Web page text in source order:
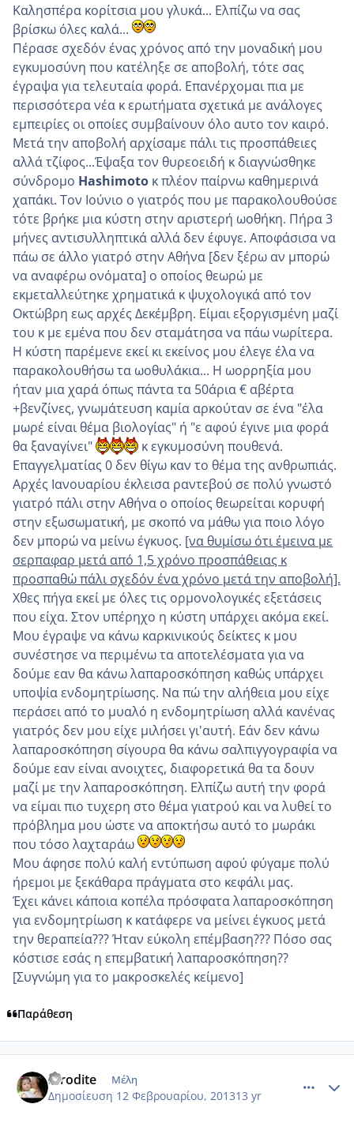
Καλησπέρα κορίτσια μου γλυκά... Ελπίζω να σας
βρίσκω όλες καλά...
Πέρασε σχεδόν ένας χρόνος από την μοναδική μου
εγκυμοσύνη που κατέληξε σε αποβολή, τότε σας
έγραψα για τελευταία φορά. Επανέρχομαι πια με
περισσότερα νέα κ ερωτήματα σχετικά με ανάλογες
εμπειρίες οι οποίες συμβαίνουν όλο αυτο τον καιρό.
Μετά την αποβολή αρχίσαμε πάλι τις προσπάθειες
αλλά τζίφος...Έψαξα τον θυρεοειδή κ διαγνώσθηκε
σύνδρομο Hashimoto κ πλέον παίρνω καθημερινά
χαπάκι. Τον Ιούνιο ο γιατρός που με παρακολουθούσε
τότε βρήκε μια κύστη στην αριστερή ωοθήκη. Πήρα 3
μήνες αντισυλληπτικά αλλά δεν έφυγε. Αποφάσισα να
πάω σε άλλο γιατρό στην Αθήνα [δεν ξέρω αν μπορώ
να αναφέρω ονόματα] ο οποίος θεωρώ με
εκμεταλλεύτηκε χρηματικά κ ψυχολογικά από τον
Οκτώβρη εως αρχές Δεκέμβρη. Είμαι εξοργισμένη μαζί
του κ με εμένα που δεν σταμάτησα να πάω νωρίτερα.
Η κύστη παρέμενε εκεί κι εκείνος μου έλεγε έλα να
παρακολουθήσω τα ωοθυλάκια... Η ωορρηξία μου
ήταν μια χαρά όπως πάντα τα 50άρια € αβέρτα
+βενζίνες, γνωμάτευση καμία αρκούταν σε ένα "έλα
μωρέ είναι θέμα βιολογίας" ή "ε αφού έγινε μια φορά
θα ξαναγίνει"
κ εγκυμοσύνη πουθενά.
Επαγγελματίας 0 δεν θίγω καν το θέμα της ανθρωπιάς.
Αρχές Ιανουαρίου έκλεισα ραντεβού σε πολύ γνωστό
γιατρό πάλι στην Αθήνα ο οποίος θεωρείται κορυφή
στην εξωσωματική, με σκοπό να μάθω για ποιο λόγο
δεν μπορώ να μείνω έγκυος. [να θυμίσω ότι έμεινα με
σερπαφαρ μετά από 1,5 χρόνο προσπάθειας κ
προσπαθώ πάλι σχεδόν ένα χρόνο μετά την αποβολή].
Χθες πήγα εκεί με όλες τις ορμονολογικές εξετάσεις
που είχα. Στον υπέρηχο η κύστη υπάρχει ακόμα εκεί.
Μου έγραψε να κάνω καρκινικούς δείκτες κ μου
συνέστησε να περιμένω τα αποτελέσματα για να
δούμε εαν θα κάνω λαπαροσκόπηση καθώς υπάρχει
υποψία ενδομητρίωσης. Να πώ την αλήθεια μου είχε
περάσει από το μυαλό η ενδομητρίωση αλλά κανένας
γιατρός δεν μου είχε μιλήσει γι'αυτή. Εάν δεν κάνω
λαπαροσκόπηση σίγουρα θα κάνω σαλπιγγογραφία να
δούμε εαν είναι ανοιχτες, διαφορετικά θα τα δουν
μαζί με την λαπαροσκόπηση. Ελπίζω αυτή την φορά
να είμαι πιο τυχερη στο θέμα γιατρού και να λυθεί το
πρόβλημα μου ώστε να αποκτήσω αυτό το μωράκι
που τόσο λαχταράω
Μου άφησε πολύ καλή εντύπωση αφού φύγαμε πολύ
ήρεμοι με ξεκάθαρα πράγματα στο κεφάλι μας.
Έχει κάνει κάποια κοπέλα πρόσφατα λαπαροσκόπηση
για ενδομητρίωση κ κατάφερε να μείνει έγκυος μετά
την θεραπεία??? Ήταν εύκολη επέμβαση??? Πόσο σας
κόστισε εσάς η επεμβατική λαπαροσκόπηση??
[Συγνώμη για το μακροσκελές κείμενο]
Παράθεση
afrodite Μέλη
Δημοσίευση 12 Φεβρουαρίου, 201313 yr